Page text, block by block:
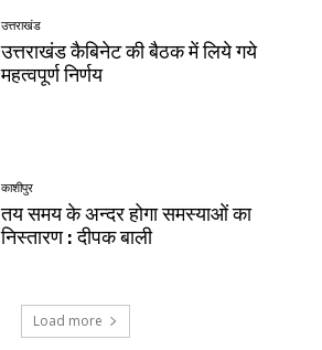
उत्तराखंड
उत्तराखंड कैबिनेट की बैठक में लिये गये
महत्वपूर्ण निर्णय
काशीपुर
तय समय के अन्दर होगा समस्याओं का
निस्तारण : दीपक बाली
Load more